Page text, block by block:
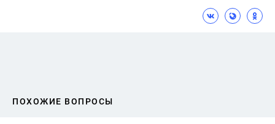
ПОХОЖИЕ ВОПРОСЫ